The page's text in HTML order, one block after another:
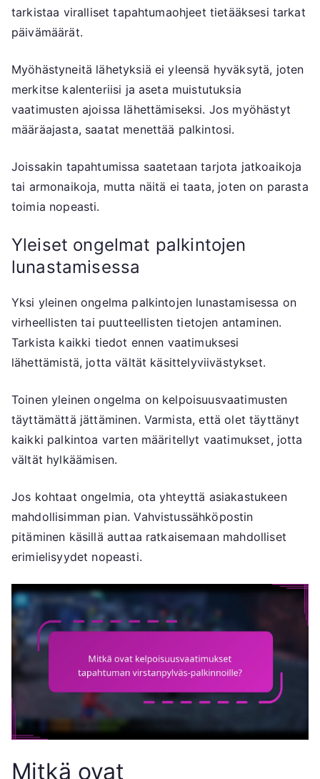
tarkistaa viralliset tapahtumaohjeet tietääksesi tarkat
päivämäärät.
Myöhästyneitä lähetyksiä ei yleensä hyväksytä, joten
merkitse kalenteriisi ja aseta muistutuksia
vaatimusten ajoissa lähettämiseksi. Jos myöhästyt
määräajasta, saatat menettää palkintosi.
Joissakin tapahtumissa saatetaan tarjota jatkoaikoja
tai armonaikoja, mutta näitä ei taata, joten on parasta
toimia nopeasti.
Yleiset ongelmat palkintojen
lunastamisessa
Yksi yleinen ongelma palkintojen lunastamisessa on
virheellisten tai puutteellisten tietojen antaminen.
Tarkista kaikki tiedot ennen vaatimuksesi
lähettämistä, jotta vältät käsittelyviivästykset.
Toinen yleinen ongelma on kelpoisuusvaatimusten
täyttämättä jättäminen. Varmista, että olet täyttänyt
kaikki palkintoa varten määritellyt vaatimukset, jotta
vältät hylkäämisen.
Jos kohtaat ongelmia, ota yhteyttä asiakastukeen
mahdollisimman pian. Vahvistussähköpostin
pitäminen käsillä auttaa ratkaisemaan mahdolliset
erimielisyydet nopeasti.
Mitkä ovat